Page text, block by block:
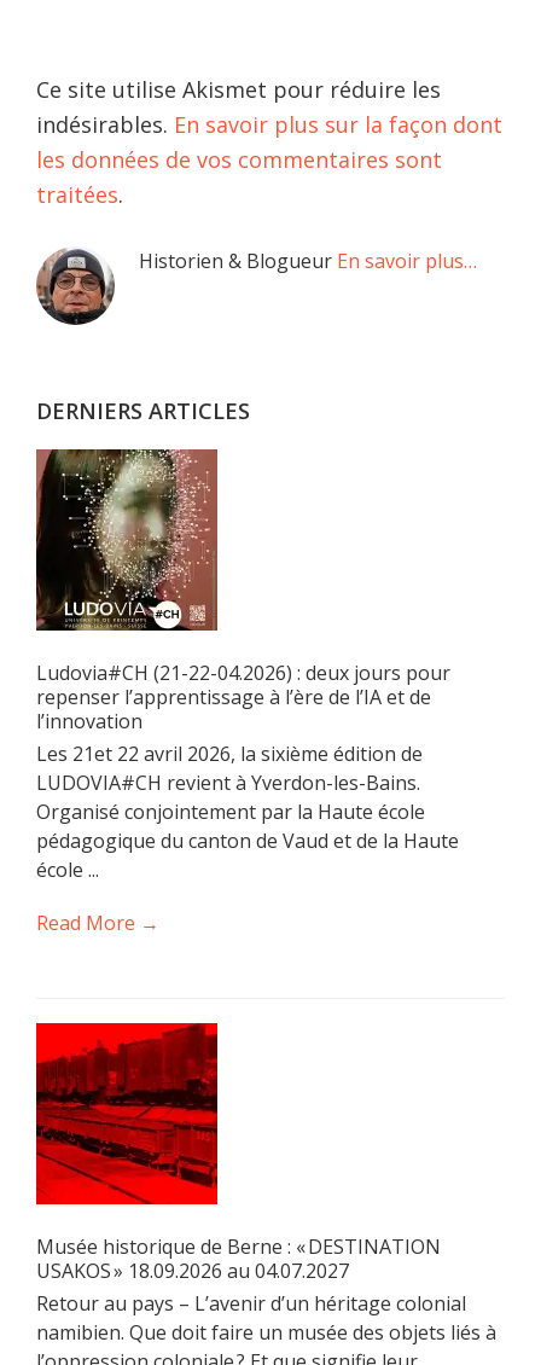
Ce site utilise Akismet pour réduire les
indésirables. En savoir plus sur la façon dont
les données de vos commentaires sont
traitées.
Barre
latérale
Historien & Blogueur En savoir plus…
DERNIERS ARTICLES
Ludovia#CH (21-22-04.2026) : deux jours pour
repenser l’apprentissage à l’ère de l’IA et de
l’innovation
Les 21et 22 avril 2026, la sixième édition de
LUDOVIA#CH revient à Yverdon-les-Bains.
Organisé conjointement par la Haute école
pédagogique du canton de Vaud et de la Haute
école ...
Read More →
Musée historique de Berne : « DESTINATION
USAKOS » 18.09.2026 au 04.07.2027
Retour au pays – L’avenir d’un héritage colonial
namibien. Que doit faire un musée des objets liés à